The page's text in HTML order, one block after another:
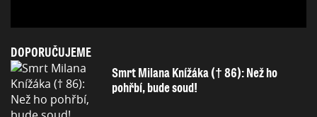
DOPORUČUJEME
Smrt Milana Knížáka († 86): Než ho
pohřbí, bude soud!